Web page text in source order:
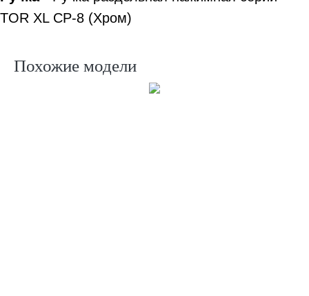
TOR XL CP-8 (Хром)
Похожие модели